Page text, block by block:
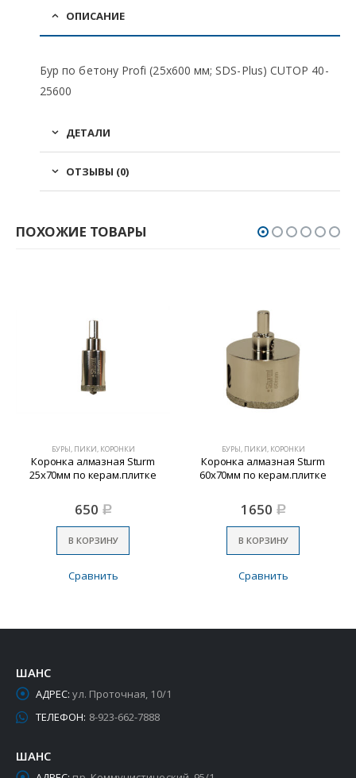
ОПИСАНИЕ
Бур по бетону Profi (25х600 мм; SDS-Plus) CUTOP 40-
25600
ДЕТАЛИ
ОТЗЫВЫ (0)
ПОХОЖИЕ ТОВАРЫ
БУРЫ, ПИКИ, КОРОНКИ
Коронка алмазная Sturm
25х70мм по керам.плитке
650 Р
В КОРЗИНУ
Сравнить
БУРЫ, ПИКИ, КОРОНКИ
Коронка алмазная Sturm
60х70мм по керам.плитке
1650 Р
В КОРЗИНУ
Сравнить
ШАНС
АДРЕС: ул. Проточная, 10/1
ТЕЛЕФОН: 8-923-662-7888
ШАНС